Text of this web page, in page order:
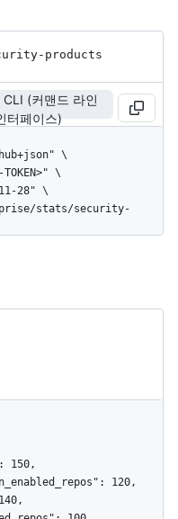
products
(커맨드 라인
터페이스)